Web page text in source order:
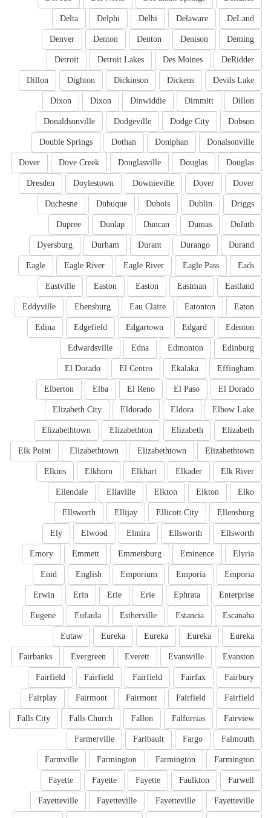
DeLand
Delaware
Delhi
Delphi
Delta
Deming
Denison
Denton
Denton
Denver
DeRidder
Des Moines
Detroit Lakes
Detroit
Devils Lake
Dickens
Dickinson
Dighton
Dillon
Dillon
Dimmitt
Dinwiddie
Dixon
Dixon
Dobson
Dodge City
Dodgeville
Donaldsonville
Donalsonville
Doniphan
Dothan
Double Springs
Douglas
Douglas
Douglasville
Dove Creek
Dover
Dover
Dover
Downieville
Doylestown
Dresden
Driggs
Dublin
Dubois
Dubuque
Duchesne
Duluth
Dumas
Duncan
Dunlap
Dupree
Durand
Durango
Durant
Durham
Dyersburg
Eads
Eagle Pass
Eagle River
Eagle River
Eagle
Eastland
Eastman
Easton
Easton
Eastville
Eaton
Eatonton
Eau Claire
Ebensburg
Eddyville
Edenton
Edgard
Edgartown
Edgefield
Edina
Edinburg
Edmonton
Edna
Edwardsville
Effingham
Ekalaka
El Centro
El Dorado
El Dorado
El Paso
El Reno
Elba
Elberton
Elbow Lake
Eldora
Eldorado
Elizabeth City
Elizabeth
Elizabeth
Elizabethton
Elizabethtown
Elizabethtown
Elizabethtown
Elizabethtown
Elk Point
Elk River
Elkader
Elkhart
Elkhorn
Elkins
Elko
Elkton
Elkton
Ellaville
Ellendale
Ellensburg
Ellicott City
Ellijay
Ellsworth
Ellsworth
Ellsworth
Elmira
Elwood
Ely
Elyria
Eminence
Emmetsburg
Emmett
Emory
Emporia
Emporia
Emporium
English
Enid
Enterprise
Ephrata
Erie
Erie
Erin
Erwin
Escanaba
Estancia
Estherville
Eufaula
Eugene
Eureka
Eureka
Eureka
Eureka
Eutaw
Evanston
Evansville
Everett
Evergreen
Fairbanks
Fairbury
Fairfax
Fairfield
Fairfield
Fairfield
Fairfield
Fairfield
Fairmont
Fairmont
Fairplay
Fairview
Falfurrias
Fallon
Falls Church
Falls City
Falmouth
Fargo
Faribault
Farmerville
Farmington
Farmington
Farmington
Farmville
Farwell
Faulkton
Fayette
Fayette
Fayette
Fayetteville
Fayetteville
Fayetteville
Fayetteville